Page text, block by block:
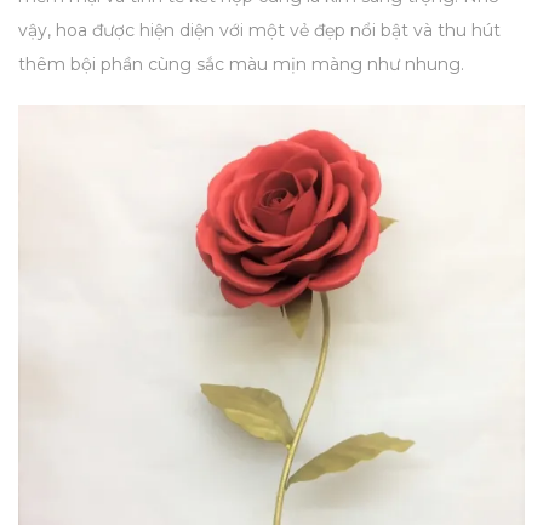
vậy, hoa được hiện diện với một vẻ đẹp nổi bật và thu hút
thêm bội phần cùng sắc màu mịn màng như nhung.